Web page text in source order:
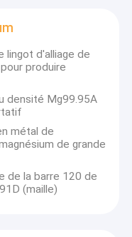
lingot d'alliage de
produire
densité Mg99.95A
métal de
de grande
de la barre 120 de
(maille)
de ville de Chang'an et
de magnésium,
de magnésium
plat d'alliage de
roues de voiture,
caméra, ordinateur
sortes
Nos produits
et l'Amérique, le
Nous avons gagné une
travers le globe.
matrice, extrusion,